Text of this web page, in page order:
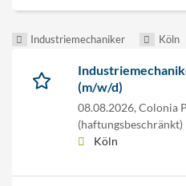
Industriemechaniker Köln
(m/w/d)
08.08.2026, Colonia
(haftungsbeschränkt)
Köln